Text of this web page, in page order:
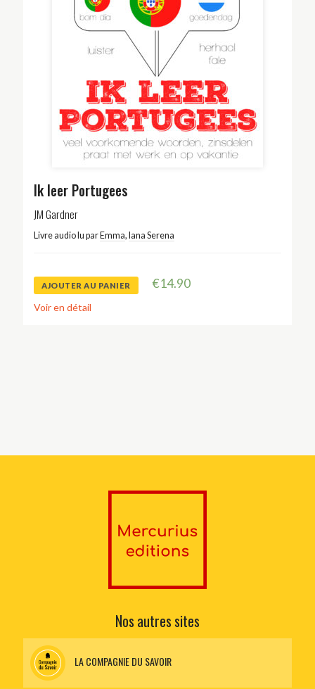
Ik leer Portugees
JM Gardner
Livre audio lu par Emma, Iana Serena
AJOUTER AU PANIER €14.90
Voir en détail
Nos autres sites
LA COMPAGNIE DU SAVOIR